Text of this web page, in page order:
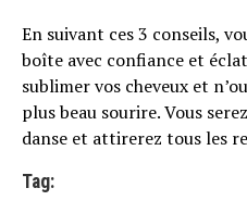
En suivant ces 3 conseils,
boîte avec confiance et
sublimer vos cheveux et
plus beau sourire. Vous
danse et attirerez tous les
Tag: